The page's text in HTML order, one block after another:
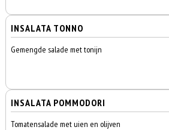
INSALATA TONNO
Gemengde salade met tonijn
INSALATA POMMODORI
Tomatensalade met uien en olijven